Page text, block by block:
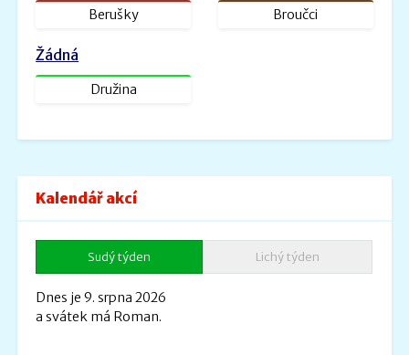
Berušky Broučci
Žádná
Družina
Kalendář akcí
Sudý týden Lichý týden
Dnes je 9. srpna 2026
a svátek má Roman.